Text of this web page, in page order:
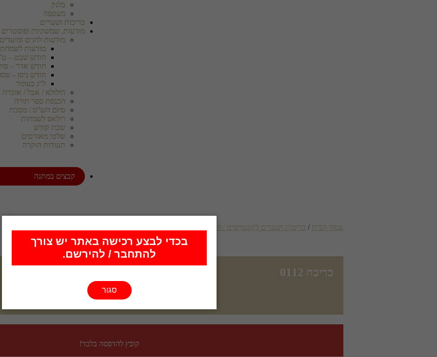
בכדי לבצע רכישה באתר יש צורך
להתחבר / להירשם.
סגור
בלנק
מעטפה
כריכות ושערים
מודעות, שמשוניות ופוסטרים
מודעות לחגים ומועדים
מודעות
חודש שבט –
חודש אדר –
חודש ניסן –
ל”ג בעומר
הילולא / אבל / אזכרה
הכנסת ספר תורה
סיום הש”ס / מסכת
רולאפ לשמחות
שבת קודש
שלטי מאורסים
תעודות הוקרה
קבצים במתנה
עמוד הבית / כריכות ושערים לקונטרסים / חוברות
כריכה 0112
קובץ להדפסה בלבד!